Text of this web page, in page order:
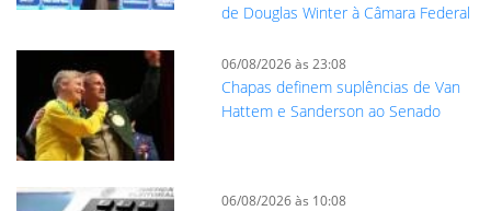
de Douglas Winter à Câmara Federal
06/08/2026 às 23:08
Chapas definem suplências de Van
Hattem e Sanderson ao Senado
06/08/2026 às 10:08